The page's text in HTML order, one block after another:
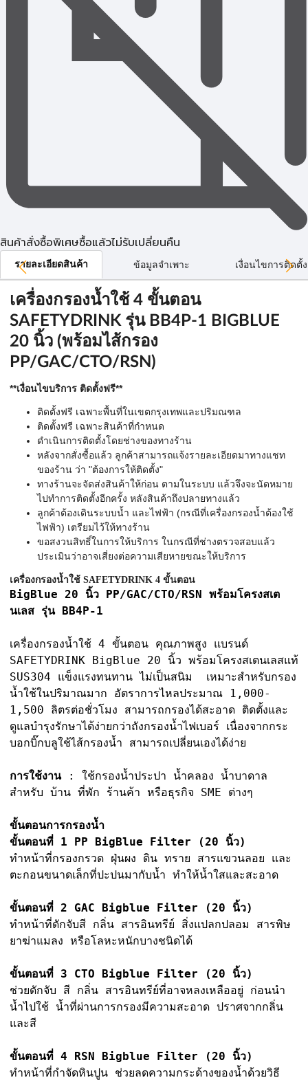
สินค้าสั่งซื้อพิเศษซื้อแล้วไม่รับเปลี่ยนคืน
รายละเอียดสินค้า ข้อมูลจำเพาะ เงื่อนไขการติดตั้ง
เครื่องกรองน้ำใช้ 4 ขั้นตอน
SAFETYDRINK รุ่น BB4P-1 BIGBLUE
20 นิ้ว (พร้อมไส้กรอง
PP/GAC/CTO/RSN)
**เงื่อนไขบริการ ติดตั้งฟรี**
ติดตั้งฟรี เฉพาะพื้นที่ในเขตกรุงเทพและปริมณฑล
ติดตั้งฟรี เฉพาะสินค้าที่กำหนด
ดำเนินการติดตั้งโดยช่างของทางร้าน
หลังจากสั่งซื้อแล้ว ลูกค้าสามารถแจ้งรายละเอียดมาทางแชท
ของร้าน ว่า "ต้องการให้ติดตั้ง"
ทางร้านจะจัดส่งสินค้าให้ก่อน ตามในระบบ แล้วจึงจะนัดหมาย
ไปทำการติดตั้งอีกครั้ง หลังสินค้าถึงปลายทางแล้ว
ลูกค้าต้องเดินระบบน้ำ และไฟฟ้า (กรณีที่เครื่องกรองน้ำต้องใช้
ไฟฟ้า) เตรียมไว้ให้ทางร้าน
ขอสงวนสิทธิ์ในการให้บริการ ในกรณีที่ช่างตรวจสอบแล้ว
ประเมินว่าอาจเสี่ยงต่อความเสียหายขณะให้บริการ
เครื่องกรองน้ำใช้ SAFETYDRINK 4 ขั้นตอน
BigBlue 20 นิ้ว PP/GAC/CTO/RSN พร้อมโครงสเต
นเลส รุ่น BB4P-1
เครื่องกรองน้ำใช้ 4 ขั้นตอน คุณภาพสูง แบรนด์
SAFETYDRINK BigBlue 20 นิ้ว พร้อมโครงสเตนเลสแท้
SUS304 แข็งแรงทนทาน ไม่เป็นสนิม เหมาะสำหรับกรอง
น้ำใช้ในปริมาณมาก อัตราการไหลประมาณ 1,000-
1,500 ลิตรต่อชั่วโมง สามารถกรองได้สะอาด ติดตั้งและ
ดูแลบำรุงรักษาได้ง่ายกว่าถังกรองน้ำไฟเบอร์ เนื่องจากกระ
บอกบิ๊กบลูใช้ไส้กรองน้ำ สามารถเปลี่ยนเองได้ง่าย
การใช้งาน: ใช้กรองน้ำประปา น้ำคลอง น้ำบาดาล
สำหรับ บ้าน ที่พัก ร้านค้า หรือธุรกิจ SME ต่างๆ
ขั้นตอนการกรองน้ำ
ขั้นตอนที่ 1 PP BigBlue Filter (20 นิ้ว)
ทำหน้าที่กรองกรวด ฝุ่นผง ดิน ทราย สารแขวนลอย และ
ตะกอนขนาดเล็กที่ปะปนมากับน้ำ ทำให้น้ำใสและสะอาด
ขั้นตอนที่ 2 GAC Bigblue Filter (20 นิ้ว)
ทำหน้าที่ดักจับสี กลิ่น สารอินทรีย์ สิ่งแปลกปลอม สารพิษ
ยาฆ่าแมลง หรือโลหะหนักบางชนิดได้
ขั้นตอนที่ 3 CTO Bigblue Filter (20 นิ้ว)
ช่วยดักจับ สี กลิ่น สารอินทรีย์ที่อาจหลงเหลืออยู่ ก่อนนำ
น้ำไปใช้ น้ำที่ผ่านการกรองมีความสะอาด ปราศจากกลิ่น
และสี
ขั้นตอนที่ 4 RSN Bigblue Filter (20 นิ้ว)
ทำหน้าที่กำจัดหินปูน ช่วยลดความกระด้างของน้ำด้วยวิธี